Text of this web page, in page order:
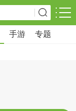
手游 专题